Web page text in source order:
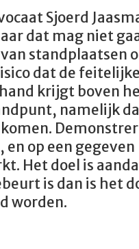
Sjoerd
dat mag niet
standplaatsen
dat de
krijgt boven
namelijk
en op een
Het doel is
is dan is het
worden.